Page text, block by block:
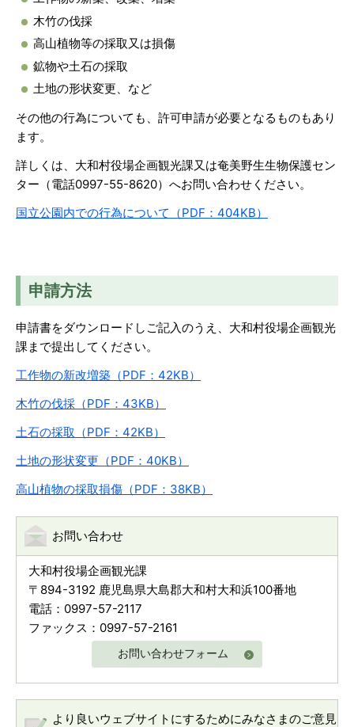
木竹の伐採
高山植物等の採取又は損傷
鉱物や土石の採取
土地の形状変更、など
その他の行為についても、許可申請が必要となるものもあり
ます。
詳しくは、大和村役場企画観光課又は奄美野生生物保護セン
ター（電話0997-55-8620）へお問い合わせください。
国立公園内での行為について（PDF：404KB）
申請方法
申請書をダウンロードしご記入のうえ、大和村役場企画観光
課まで提出してください。
工作物の新改増築（PDF：42KB）
木竹の伐採（PDF：43KB）
土石の採取（PDF：42KB）
土地の形状変更（PDF：40KB）
高山植物の採取損傷（PDF：38KB）
お問い合わせ
大和村役場企画観光課
〒894-3192 鹿児島県大島郡大和村大和浜100番地
電話：0997-57-2117
ファックス：0997-57-2161
お問い合わせフォーム
より良いウェブサイトにするためにみなさまのご意見